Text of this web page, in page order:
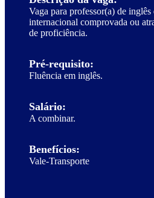
Vaga para professor(a) de
internacional comprovada ou
de proficiência.
Pré-requisito:
Fluência em inglês.
Salário:
A combinar.
Benefícios:
Vale-Transporte